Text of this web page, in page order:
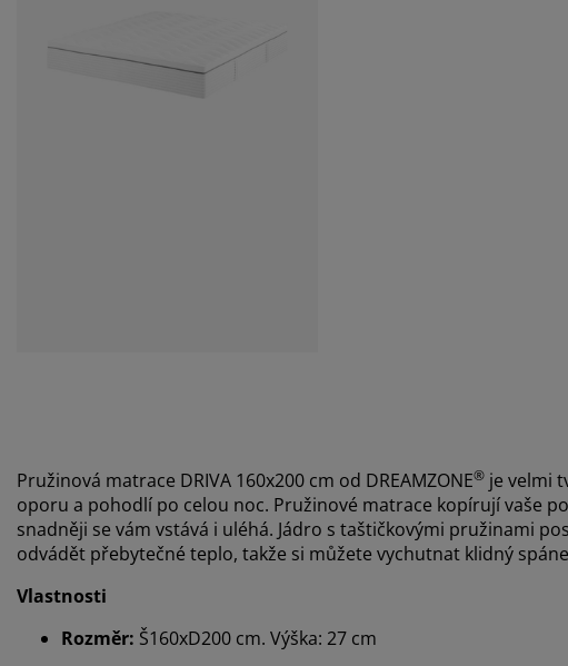
Pružinová matrace DRIVA 160x200 cm od DREAMZONE® je velmi
oporu a pohodlí po celou noc. Pružinové matrace kopírují vaše
snadněji se vám vstává i uléhá. Jádro s taštičkovými pružinami
odvádět přebytečné teplo, takže si můžete vychutnat klidný
Vlastnosti
Rozměr: Š160xD200 cm. Výška: 27 cm